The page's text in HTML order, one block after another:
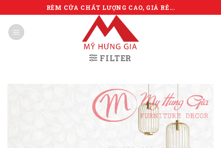
content
RÈM CỬA CHẤT LƯỢNG CAO, GIÁ RẺ...
FILTER